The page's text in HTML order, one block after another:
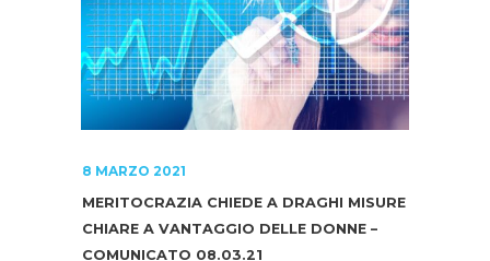
8 MARZO 2021
MERITOCRAZIA CHIEDE A DRAGHI MISURE
CHIARE A VANTAGGIO DELLE DONNE –
COMUNICATO 08.03.21